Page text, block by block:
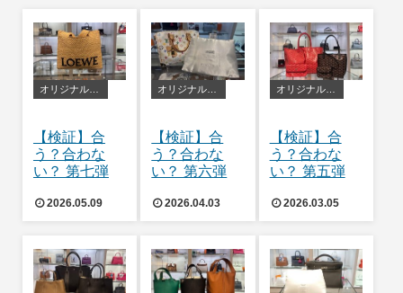
オリジナルバッグピロー
【検証】合
う？合わな
い？ 第七弾
2026.05.09
【検証】合
う？合わな
い？ 第六弾
2026.04.03
オリジナルバッグピロー
【検証】合
う？合わな
い？ 第五弾
2026.03.05